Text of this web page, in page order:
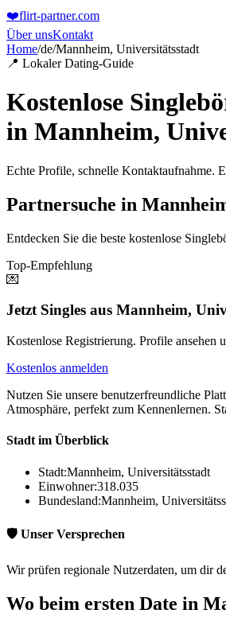
❤️flirt-partner.com
Über unsKontakt
Home/de/Mannheim, Universitätsstadt
📍 Lokaler Dating-Guide
Kostenlose
in Mannheim,
Echte Profile, schnelle Kontaktaufnahme.
Partnersuche in
Entdecken Sie die beste kostenlose
Top-Empfehlung
💌
Jetzt Singles aus Mannheim,
Kostenlose Registrierung. Profile ansehen
Kostenlos anmelden
Nutzen Sie unsere benutzerfreundliche
Atmosphäre, perfekt zum Kennenlernen.
Stadt im Überblick
Stadt:Mannheim, Universitätsstadt
Einwohner:318.035
Bundesland:Mannheim,
🛡️ Unser Versprechen
Wir prüfen regionale Nutzerdaten, um dir
Wo beim ersten Date in